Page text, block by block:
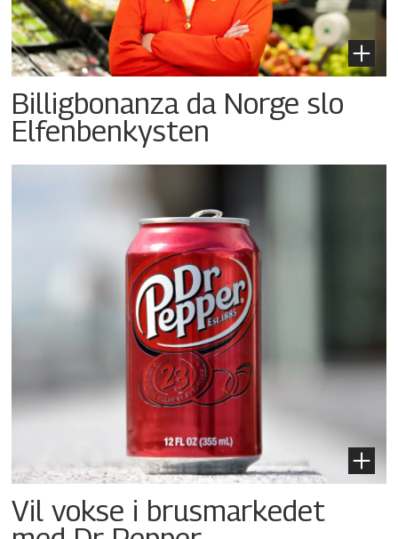
Billigbonanza da Norge slo
Elfenbenkysten
Vil vokse i brusmarkedet